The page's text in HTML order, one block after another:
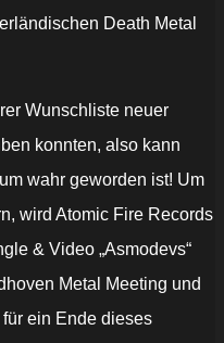
Death Metal
Wunschliste neuer
konnten, also kann
wahr geworden ist! Um
wird Atomic Fire Records
& Video „Asmodevs“
Metal Meeting und
ein Ende dieses